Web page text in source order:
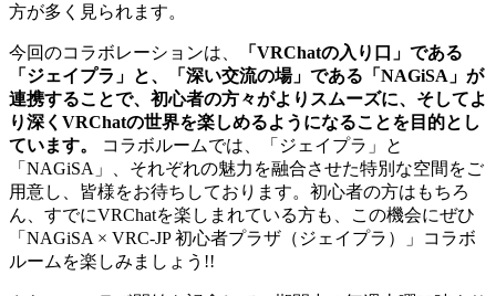
方が多く見られます。
今回のコラボレーションは、
「VRChatの入り口」である
「ジェイプラ」と、「深い交流の場」である「NAGiSA」が
連携することで、初心者の方々がよりスムーズに、そしてよ
り深くVRChatの世界を楽しめるようになることを目的とし
ています。
コラボルームでは、「ジェイプラ」と
「NAGiSA」、それぞれの魅力を融合させた特別な空間をご
用意し、皆様をお待ちしております。初心者の方はもちろ
ん、すでにVRChatを楽しまれている方も、この機会にぜひ
「NAGiSA × VRC-JP 初心者プラザ（ジェイプラ）」コラボ
ルームを楽しみましょう!!